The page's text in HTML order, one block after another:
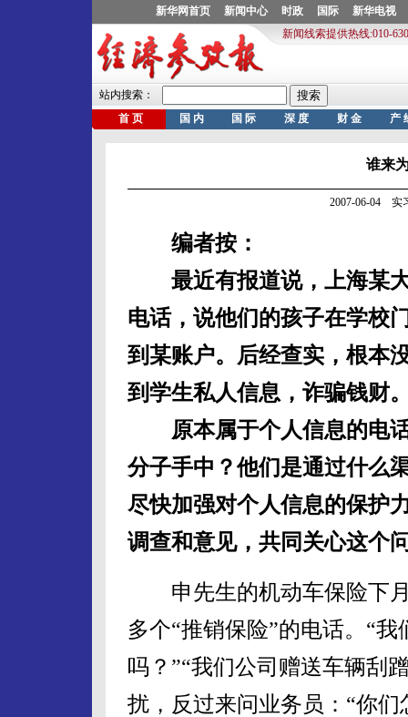
谁来
2007-06-04 实
编者按：
最近有报道说，上海某大
电话，说他们的孩子在学校
到某账户。后经查实，根本
到学生私人信息，诈骗钱财
原本属于个人信息的电话
分子手中？他们是通过什么
尽快加强对个人信息的保护
调查和意见，共同关心这个
申先生的机动车保险下月
多个“推销保险”的电话。“
吗？”“我们公司赠送车辆刮
扰，反过来问业务员：“你